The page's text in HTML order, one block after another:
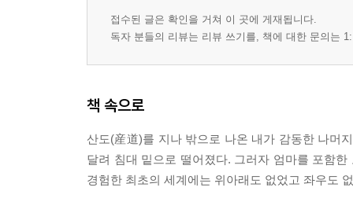
접수된 글은 확인을 거쳐 이 곳에 게재됩니다.
독자 분들의 리뷰는 리뷰 쓰기를, 책에 대한 문의는
책 속으로
산도(産道)를 지나 밖으로 나온 내가 감동한 나머
달려 침대 밑으로 떨어졌다. 그러자 엄마를 포함
경험한 최초의 세계에는 위아래도 없었고 좌우도